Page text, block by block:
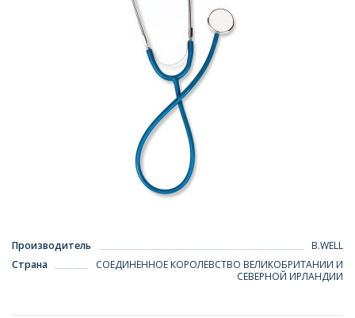
Производитель
B.WELL
Страна
СОЕДИНЕННОЕ КОРОЛЕВСТВО ВЕЛИКОБРИТАНИИ И
СЕВЕРНОЙ ИРЛАНДИИ